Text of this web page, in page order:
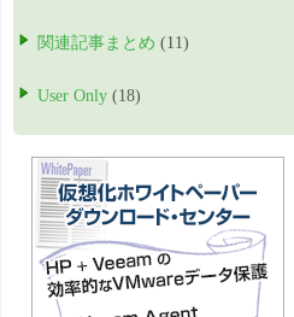
関連記事まとめ (11)
User Only (18)